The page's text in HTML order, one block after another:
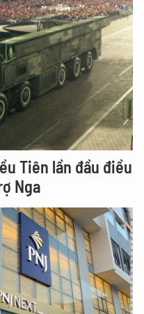
Tiên lần đầu điều
Nga